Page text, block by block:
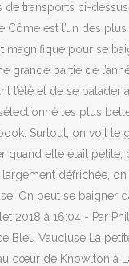
transports ci-
est l’un des plus
pour se
grande partie de
l’été et de se balader
les plus
Surtout, on voit le
quand elle était petite,
défrichée, on
On peut se baigner
2018 à 16:04 - Par
Bleu Vaucluse La
cœur de Knowlton à